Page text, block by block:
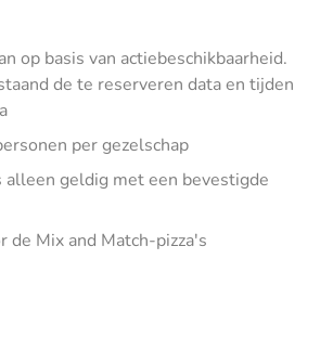
op basis van actiebeschikbaarheid.
de te reserveren data en tijden
per gezelschap
alleen geldig met een bevestigde
de Mix and Match-pizza's